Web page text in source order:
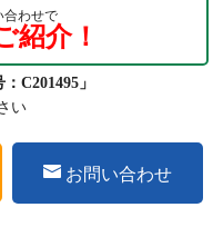
合わせで
紹介！
：C201495」
い
お問い合わせ